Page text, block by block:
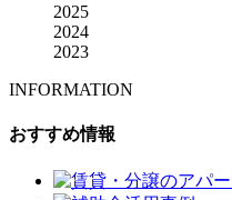
2025
2024
2023
INFORMATION
おすすめ情報